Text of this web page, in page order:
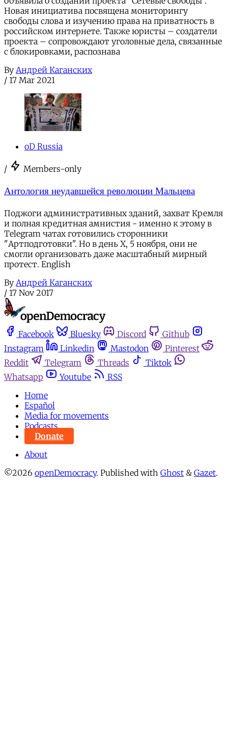
Новая инициатива посвящена мониторингу
свободы слова и изучению права на приватность в
российском интернете. Также юристы – создатели
проекта – сопровождают уголовные дела, связанные
с блокировками, распознава
By Андрей Каганских
/ 17 Mar 2021
oD Russia
/ Members-only
Антология неудавшейся революции Мальцева
Поджоги административных зданий, захват Кремля
и полная кредитная амнистия - именно к этому в
Telegram чатах готовились сторонники
"Артподготовки". Но в день Х, 5 ноября, они не
смогли организовать даже масштабный мирный
протест. English
By Андрей Каганских
/ 17 Nov 2017
Facebook Bluesky Discord
Github
Instagram
Linkedin Mastodon
Pinterest
Reddit
Telegram Threads
Tiktok
Whatsapp
Youtube
RSS
Home
Español
Media for movements
Podcasts
Donate
About
©2026 openDemocracy. Published with Ghost & Gazet.